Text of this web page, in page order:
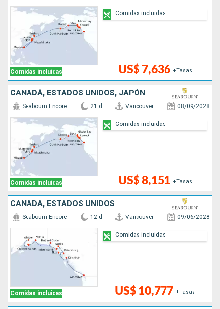
Comidas incluidas US$ 7,636 +Tasas
Comidas incluidas
CANADÁ, ESTADOS UNIDOS, JAPÓN
Comidas incluidas
Seabourn Encore 21 d Vancouver 08/09/2028
US$ 8,151 +Tasas
Comidas incluidas
CANADÁ, ESTADOS UNIDOS
Comidas incluidas
Seabourn Encore 12 d Vancouver 09/06/2028
US$ 10,777 +Tasas
Comidas incluidas